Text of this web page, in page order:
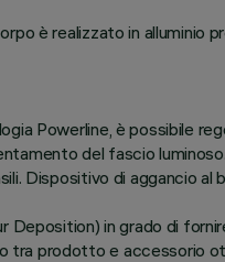
è realizzato in alluminio
Powerline, è possibile
del fascio
Dispositivo di aggancio
in grado di
prodotto e accessorio